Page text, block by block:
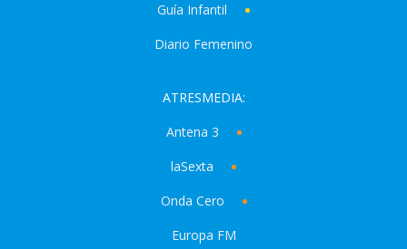
Guía Infantil
Diario Femenino
ATRESMEDIA:
Antena 3
laSexta
Onda Cero
Europa FM